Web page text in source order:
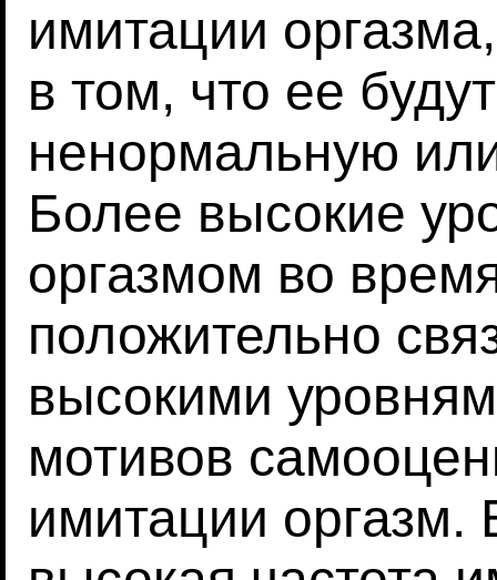
имитации
в том, что ее
ненормальную
Более высокие
оргазмом во
положительно
высокими
мотивов
имитации оргазм.